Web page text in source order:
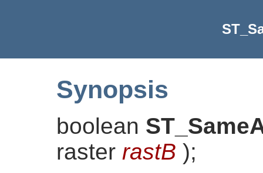
Synopsis
boolean
raster rastB );